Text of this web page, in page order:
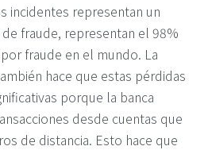
incidentes representan un
fraude, representan el 98%
fraude en el mundo. La
hace que estas pérdidas
porque la banca
desde cuentas que
de distancia. Esto hace que